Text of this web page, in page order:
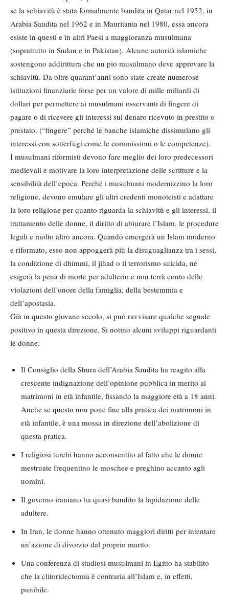
se la schiavitù è stata formalmente bandita in Qatar nel 1952, in
Arabia Saudita nel 1962 e in Mauritania nel 1980, essa ancora
esiste in questi e in altri Paesi a maggioranza musulmana
(soprattutto in Sudan e in Pakistan). Alcune autorità islamiche
sostengono addirittura che un pio musulmano deve approvare la
schiavitù. Da oltre quarant’anni sono state create numerose
istituzioni finanziarie forse per un valore di mille miliardi di
dollari per permettere ai musulmani osservanti di fingere di
pagare o di ricevere gli interessi sul denaro ricevuto in prestito o
prestato, (“fingere” perché le banche islamiche dissimulano gli
interessi con sotterfugi come le commissioni o le competenze).
I musulmani riformisti devono fare meglio dei loro predecessori
medievali e motivare la loro interpretazione delle scritture e la
sensibilità dell’epoca. Perché i musulmani modernizzino la loro
religione, devono emulare gli altri credenti monoteisti e adattare
la loro religione per quanto riguarda la schiavitù e gli interessi, il
trattamento delle donne, il diritto di abiurare l’Islam, le procedure
legali e molto altro ancora. Quando emergerà un Islam moderno
e riformato, esso non appoggerà più la disuguaglianza tra i sessi,
la condizione di dhimmi, il jihad o il terrorismo suicida, né
esigerà la pena di morte per adulterio e non terrà conto delle
violazioni dell’onore della famiglia, della bestemmia e
dell’apostasia.
Già in questo giovane secolo, si può ravvisare qualche segnale
positivo in questa direzione. Si notino alcuni sviluppi riguardanti
le donne:
Il Consiglio della Shura dell’Arabia Saudita ha reagito alla
crescente indignazione dell’opinione pubblica in merito ai
matrimoni in età infantile, fissando la maggiore età a 18 anni.
Anche se questo non pone fine alla pratica dei matrimoni in
età infantile, è una mossa in direzione dell’abolizione di
questa pratica.
I religiosi turchi hanno acconsentito al fatto che le donne
mestruate frequentino le moschee e preghino accanto agli
uomini.
Il governo iraniano ha quasi bandito la lapidazione delle
adultere.
In Iran, le donne hanno ottenuto maggiori diritti per intentare
un’azione di divorzio dal proprio marito.
Una conferenza di studiosi musulmani in Egitto ha stabilito
che la clitoridectomia è contraria all’Islam e, in effetti,
punibile.